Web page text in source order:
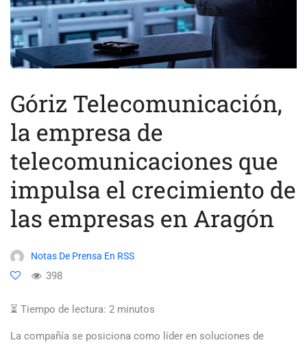
Góriz Telecomunicación,
la empresa de
telecomunicaciones que
impulsa el crecimiento de
las empresas en Aragón
Notas De Prensa En RSS
398
⏳ Tiempo de lectura: 2 minutos
La compañía se posiciona como líder en soluciones de